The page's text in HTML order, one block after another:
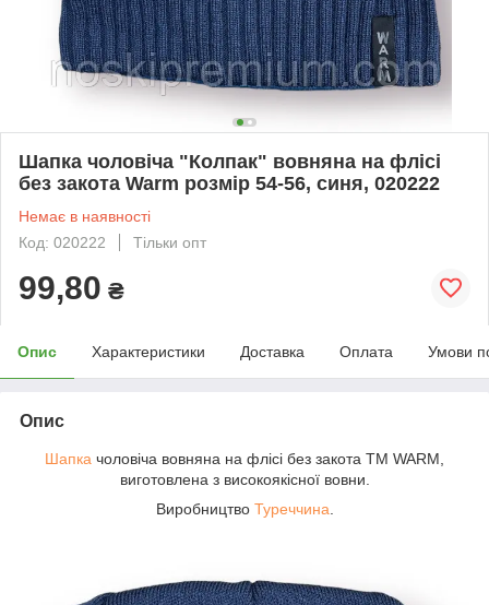
Шапка чоловіча "Колпак" вовняна на флісі
без закота Warm розмір 54-56, синя, 020222
Немає в наявності
Код: 020222
Тільки опт
99,80 ₴
Опис Характеристики Доставка Оплата Умови
Опис
Шапка чоловіча вовняна на флісі без закота ТМ WARM,
виготовлена з високоякісної вовни.
Виробництво Туреччина